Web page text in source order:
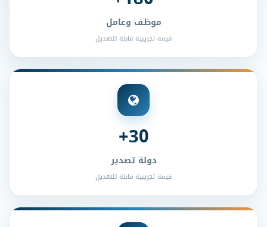
موظف وعامل
قيمة تجريبية قابلة للتعديل
30+
دولة تصدير
قيمة تجريبية قابلة للتعديل